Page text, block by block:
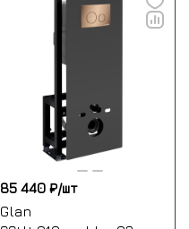
85 440 ₽/шт
Glan